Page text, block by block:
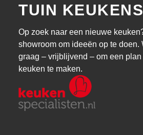
TUIN KEUKENS
Op zoek naar een nieuwe
showroom om ideeën op te doen.
graag – vrijblijvend – om een
keuken te maken.